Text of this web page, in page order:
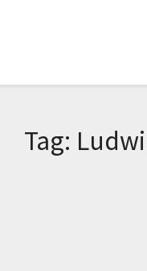
Tag: